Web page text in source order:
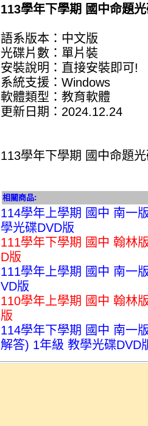
113學年下學期 國中命題
語系版本：中文版
光碟片數：單片裝
安裝說明：直接安裝即可!
系統支援：Windows
軟體類型：教育軟體
更新日期：2024.12.24
113學年下學期 國中命題
相關商品:
114學年上學期 國中 南一
學光碟DVD版
111學年下學期 國中 翰林
D版
111學年上學期 國中 南一
VD版
110學年上學期 國中 翰林
版
114學年下學期 國中 南一
解答) 1年級 教學光碟DVD